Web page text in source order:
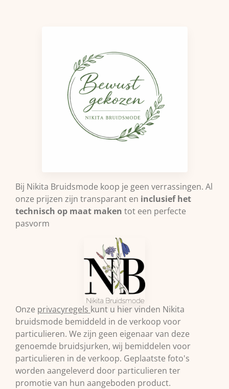
Bij Nikita Bruidsmode koop je geen verrassingen. Al
onze prijzen zijn transparant en inclusief het
technisch op maat maken tot een perfecte
pasvorm
Onze privacyregels kunt u hier vinden Nikita
bruidsmode bemiddeld in de verkoop voor
particulieren. We zijn geen eigenaar van deze
genoemde bruidsjurken, wij bemiddelen voor
particulieren in de verkoop. Geplaatste foto's
worden aangeleverd door particulieren ter
promotie van hun aangeboden product.